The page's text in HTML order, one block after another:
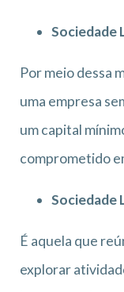
Sociedade
Por meio dessa
uma empresa
um capital
comprometido
Sociedade
É aquela que
explorar